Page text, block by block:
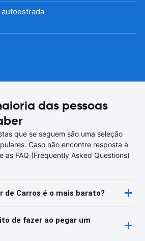
das pessoas
que se seguem são uma seleção
Caso não encontre resposta à
as FAQ (Frequently Asked Questions)
de Carros é o mais barato?
de fazer ao pegar um